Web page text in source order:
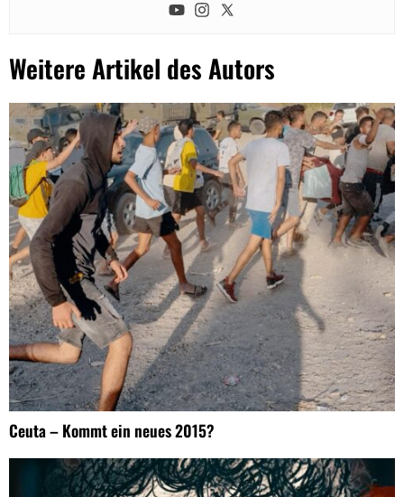
Weitere Artikel des Autors
Ceuta – Kommt ein neues 2015?